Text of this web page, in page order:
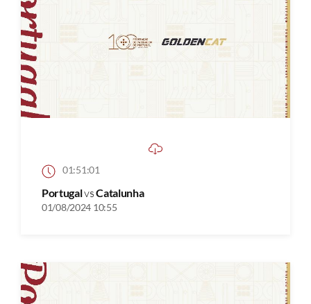
01:51:01
PortugalvsCatalunha
01/08/2024 10:55